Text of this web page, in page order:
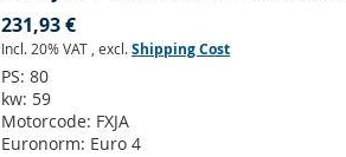
231,93 €
Incl. 20% VAT ,excl.Shipping Cost
PS:80
kw: 59
Motorcode: FXJA
Euronorm: Euro 4